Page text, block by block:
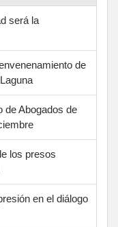
será la
de
de Abogados de
los presos
en el diálogo